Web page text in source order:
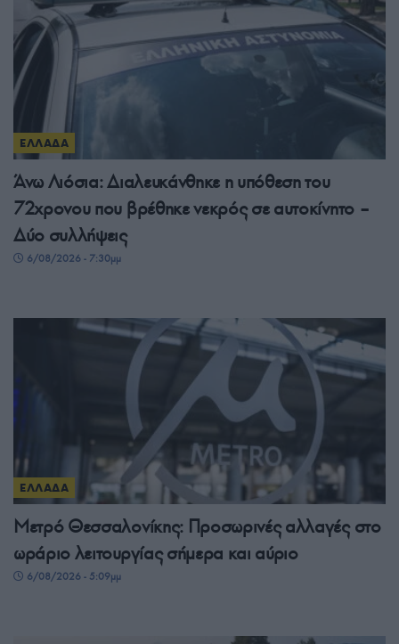
ΕΛΛΑΔΑ
Άνω Λιόσια: Διαλευκάνθηκε η υπόθεση του
72χρονου που βρέθηκε νεκρός σε αυτοκίνητο –
Δύο συλλήψεις
6/08/2026 - 7:30μμ
ΕΛΛΑΔΑ
Μετρό Θεσσαλονίκης: Προσωρινές αλλαγές στο
ωράριο λειτουργίας σήμερα και αύριο
6/08/2026 - 5:09μμ